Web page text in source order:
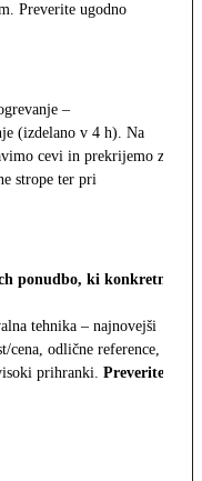
Preverite ugodno
–
(izdelano v 4 h). Na
cevi in prekrijemo z
strope ter pri
ponudbo, ki konkretno
tehnika – najnovejši
cena, odlične reference,
prihranki. Preverite